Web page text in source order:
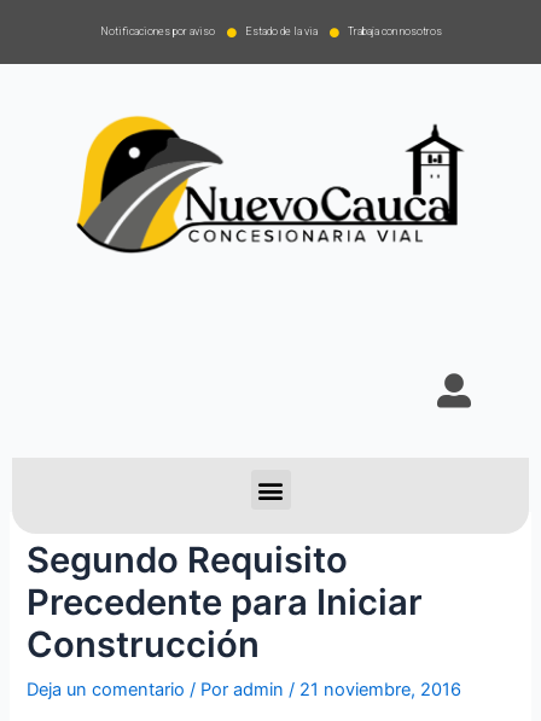
Notificaciones por aviso Estado de la via Trabaja con nosotros
Segundo Requisito
Precedente para Iniciar
Construcción
Deja un comentario / Poradmin / 21 noviembre, 2016